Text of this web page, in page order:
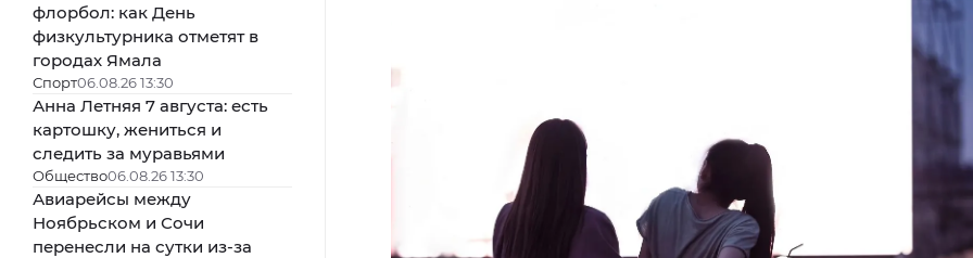
флорбол: как День
физкультурника отметят в
городах Ямала
Спорт06.08.26 13:30
Анна Летняя 7 августа: есть
картошку, жениться и
следить за муравьями
Общество06.08.26 13:30
Авиарейсы между
Ноябрьском и Сочи
перенесли на сутки из-за